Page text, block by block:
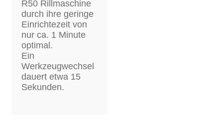
R50 Rillmaschine
durch ihre geringe
Einrichtezeit von
nur ca. 1 Minute
optimal.
Ein
Werkzeugwechsel
dauert etwa 15
Sekunden.